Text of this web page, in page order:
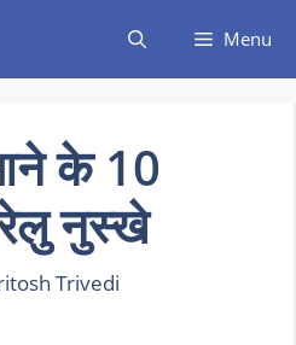
Menu
के 10
नुस्खे
Trivedi